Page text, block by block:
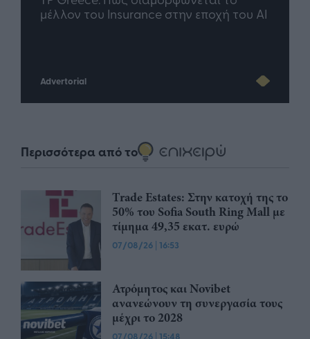
μέλλον του Insurance στην εποχή του AI
Advertorial
Περισσότερα από το
Trade Estates: Στην κατοχή της το
50% του Sofia South Ring Mall με
τίμημα 49,35 εκατ. ευρώ
07/08/26 | 16:53
Ατρόμητος και Novibet
ανανεώνουν τη συνεργασία τους
μέχρι το 2028
|